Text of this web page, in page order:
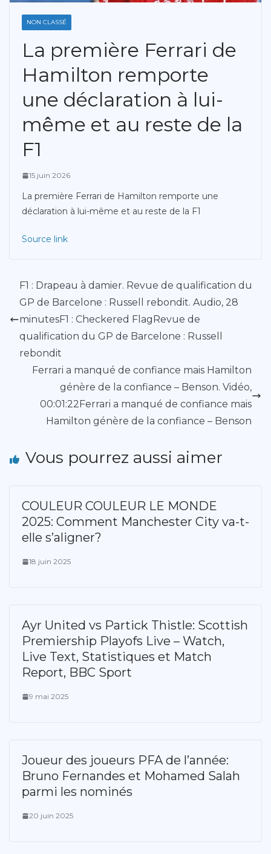
NON CLASSÉ
La première Ferrari de
Hamilton remporte
une déclaration à lui-
même et au reste de la
F1
15 juin 2026
La première Ferrari de Hamilton remporte une
déclaration à lui-même et au reste de la F1
Source link
F1 : Drapeau à damier. Revue de qualification du
GP de Barcelone : Russell rebondit. Audio, 28
minutesF1 : Checkered FlagRevue de
qualification du GP de Barcelone : Russell
rebondit
Ferrari a manqué de confiance mais Hamilton
génère de la confiance – Benson. Vidéo,
00:01:22Ferrari a manqué de confiance mais
Hamilton génère de la confiance – Benson
Vous pourrez aussi aimer
COULEUR COULEUR LE MONDE
2025: Comment Manchester City va-t-
elle s’aligner?
18 juin 2025
Ayr United vs Partick Thistle: Scottish
Premiership Playofs Live – Watch,
Live Text, Statistiques et Match
Report, BBC Sport
9 mai 2025
Joueur des joueurs PFA de l’année:
Bruno Fernandes et Mohamed Salah
parmi les nominés
20 juin 2025